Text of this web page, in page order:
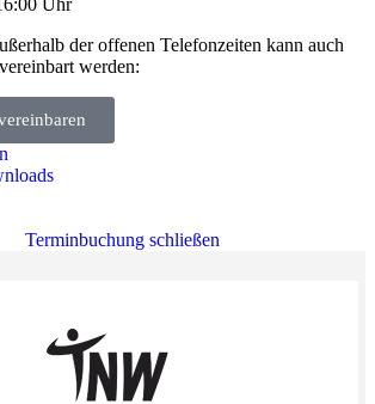
Uhr
der offenen Telefonzeiten kann auch
werden:
Terminbuchung schließen